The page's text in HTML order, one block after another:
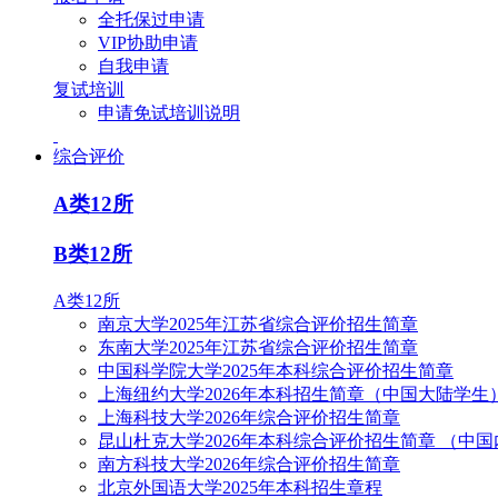
全托保过申请
VIP协助申请
自我申请
复试培训
申请免试培训说明
综合评价
A类12所
B类12所
A类12所
南京大学2025年江苏省综合评价招生简章
东南大学2025年江苏省综合评价招生简章
中国科学院大学2025年本科综合评价招生简章
上海纽约大学2026年本科招生简章（中国大陆学生）
上海科技大学2026年综合评价招生简章
昆山杜克大学2026年本科综合评价招生简章 （中国
南方科技大学2026年综合评价招生简章
北京外国语大学2025年本科招生章程